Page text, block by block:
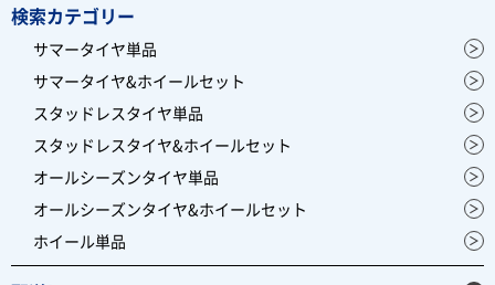
検索カテゴリー
サマータイヤ単品
サマータイヤ&ホイールセット
スタッドレスタイヤ単品
スタッドレスタイヤ&ホイールセット
オールシーズンタイヤ単品
オールシーズンタイヤ&ホイールセット
ホイール単品